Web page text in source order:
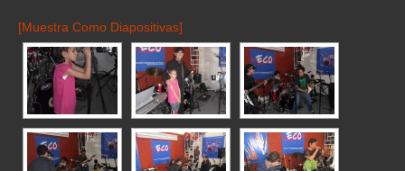
[Muestra Como Diapositivas]